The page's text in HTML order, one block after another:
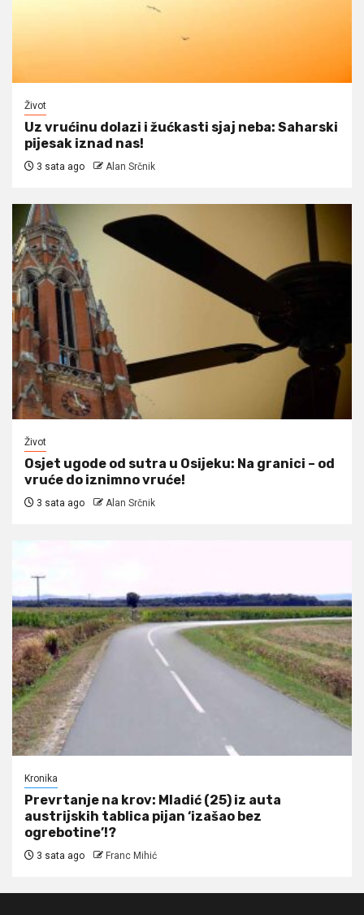
Život
Uz vrućinu dolazi i žućkasti sjaj neba: Saharski
pijesak iznad nas!
3 sata ago Alan Srčnik
Život
Osjet ugode od sutra u Osijeku: Na granici – od
vruće do iznimno vruće!
3 sata ago Alan Srčnik
Kronika
Prevrtanje na krov: Mladić (25) iz auta
austrijskih tablica pijan ‘izašao bez
ogrebotine’!?
3 sata ago Franc Mihić